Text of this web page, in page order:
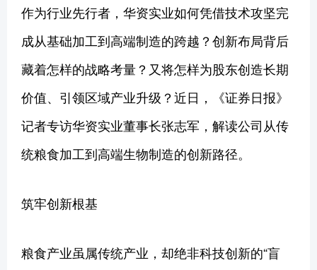
作为行业先行者，华资实业如何凭借技术攻坚完
成从基础加工到高端制造的跨越？创新布局背后
藏着怎样的战略考量？又将怎样为股东创造长期
价值、引领区域产业升级？近日，《证券日报》
记者专访华资实业董事长张志军，解读公司从传
统粮食加工到高端生物制造的创新路径。
筑牢创新根基
粮食产业虽属传统产业，却绝非科技创新的“盲